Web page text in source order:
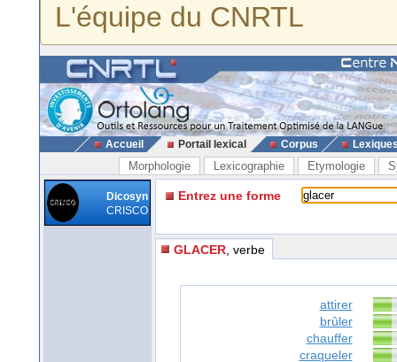
L'équipe du CNRTL
Accueil Portail lexical Corpus
Morphologie Lexicographie Etymologie
Dicosyn
CRISCO
Entrez une forme
GLACER , verbe
attirer
brûler
chauffer
craqueler